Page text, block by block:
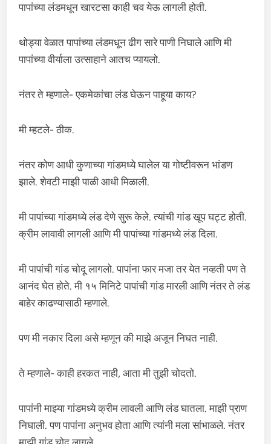
पापांच्या लंडमधून खारटसा काही चव येऊ लागली होती.
थोड्या वेळात पापांच्या लंडमधून ढीग सारे पाणी निघाले आणि मी
पापांच्या वीर्याला उत्साहाने आतच प्यायलो.
नंतर ते म्हणाले- एकमेकांचा लंड घेऊन पाहूया काय?
मी म्हटले- ठीक.
नंतर कोण आधी कुणाच्या गांडमध्ये घालेल या गोष्टीवरून भांडण
झाले. शेवटी माझी पाळी आधी मिळाली.
मी पापांच्या गांडमध्ये लंड देणे सुरू केले. त्यांची गांड खूप घट्ट होती.
क्रीम लावावी लागली आणि मी पापांच्या गांडमध्ये लंड दिला.
मी पापांची गांड चोदू लागलो. पापांना फार मजा तर येत नव्हती पण ते
आनंद घेत होते. मी १५ मिनिटे पापांची गांड मारली आणि नंतर ते लंड
बाहेर काढण्यासाठी म्हणाले.
पण मी नकार दिला असे म्हणून की माझे अजून निघत नाही.
ते म्हणाले- काही हरकत नाही, आता मी तुझी चोदतो.
पापांनी माझ्या गांडमध्ये क्रीम लावली आणि लंड घातला. माझी प्राण
निघाली. पण पापांना अनुभव होता आणि त्यांनी मला सांभाळले. नंतर